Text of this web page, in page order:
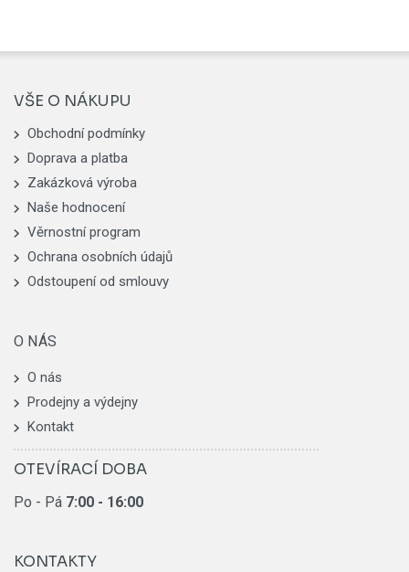
VŠE O NÁKUPU
Obchodní podmínky
Doprava a platba
Zakázková výroba
Naše hodnocení
Věrnostní program
Ochrana osobních údajů
Odstoupení od smlouvy
O NÁS
O nás
Prodejny a výdejny
Kontakt
OTEVÍRACÍ DOBA
Po - Pá 7:00 - 16:00
KONTAKTY